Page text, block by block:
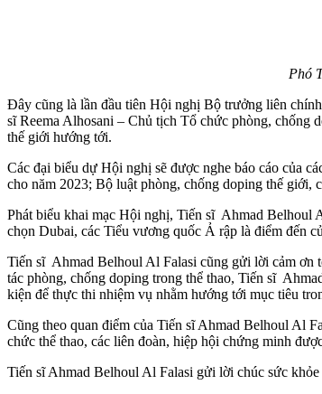
Phó
Đây cũng là lần đầu tiên Hội nghị Bộ trưởng liên
sĩ Reema Alhosani – Chủ tịch Tổ chức phòng, chống
thế giới hướng tới.
Các đại biểu dự Hội nghị sẽ được nghe báo cáo của
cho năm 2023; Bộ luật phòng, chống doping thế
Phát biểu khai mạc Hội nghị, Tiến sĩ Ahmad Belhoul
chọn Dubai, các Tiểu vương quốc Ả rập là điểm đến
Tiến sĩ Ahmad Belhoul Al Falasi cũng gửi lời cảm ơn
tác phòng, chống doping trong thể thao, Tiến sĩ
kiện để thực thi nhiệm vụ nhằm hướng tới mục tiêu
Cũng theo quan điểm của Tiến sĩ Ahmad Belhoul Al
chức thể thao, các liên đoàn, hiệp hội chứng minh
Tiến sĩ Ahmad Belhoul Al Falasi gửi lời chúc sức